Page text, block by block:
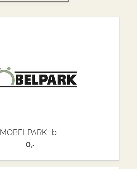
MÖBELPARK -b
0,-